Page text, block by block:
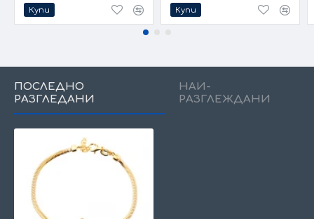
Купи Купи
ПОСЛЕДНО
РАЗГЛЕДАНИ
НАЙ-
РАЗГЛЕЖДАНИ